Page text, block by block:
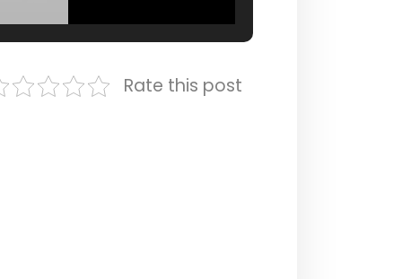
Rate this post